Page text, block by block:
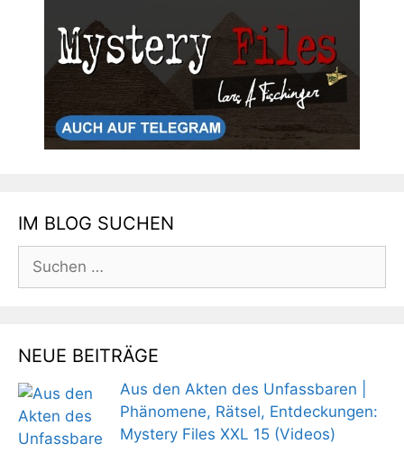
IM BLOG SUCHEN
nach:
NEUE BEITRÄGE
Aus den Akten des Unfassbaren |
Phänomene, Rätsel, Entdeckungen:
Mystery Files XXL 15 (Videos)